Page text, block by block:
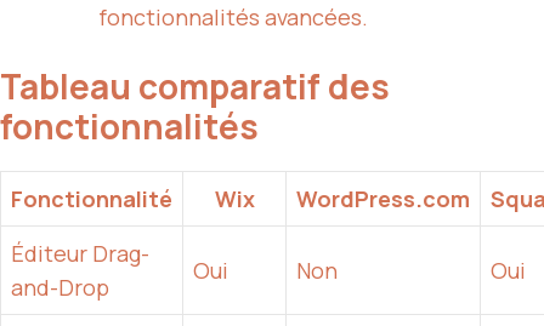
fonctionnalités avancées.
Tableau comparatif des
fonctionnalités
Fonctionnalité Wix WordPress.com
Éditeur Drag-
and-Drop
Oui Non Oui